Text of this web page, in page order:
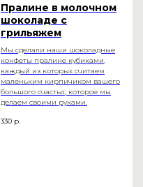
Пралине в молочном
шоколаде с
грильяжем
Мы сделали наши шоколадные
конфеты пралине кубиками,
каждый из которых считаем
маленьким кирпичиком вашего
большого счастья, которое мы
делаем своими руками.
330 р.